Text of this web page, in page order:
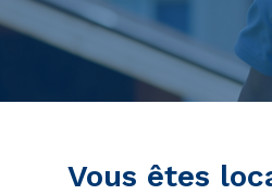
Vous êtes